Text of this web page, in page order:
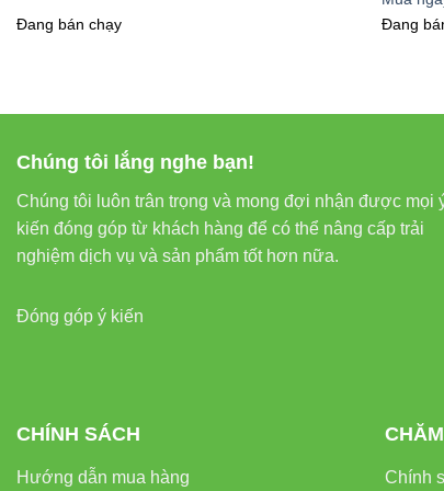
TIÊU CHÍ
Đang bán chạy
Đang
Chúng tôi lắng nghe bạn!
Chúng tôi luôn trân trọng và mong đợi nhận được mọi
kiến đóng góp từ khách hàng để có thể nâng cấp trải
nghiệm dịch vụ và sản phẩm tốt hơn nữa.
Đóng góp ý kiến
CHÍNH SÁCH
Hướng dẫn mua hàng Chính